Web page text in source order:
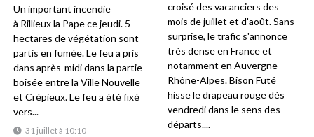
31 juillet à 10:10
Un important incendie
à Rillieux la Pape ce jeudi. 5
hectares de végétation sont
partis en fumée. Le feu a pris
dans après-midi dans la partie
boisée entre la Ville Nouvelle
et Crépieux. Le feu a été fixé
vers...
croisé des vacanciers des
mois de juillet et d'août. Sans
surprise, le trafic s'annonce
très dense en France et
notamment en Auvergne-
Rhône-Alpes. Bison Futé
hisse le drapeau rouge dès
vendredi dans le sens des
départs....